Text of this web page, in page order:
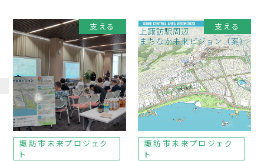
支える
諏訪市未来プロジェク
ト
支える
諏訪市未来プロジェク
ト